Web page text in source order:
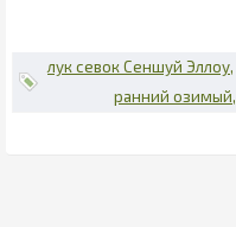
лук севок Сеншуй Эллоу
ранний озимый